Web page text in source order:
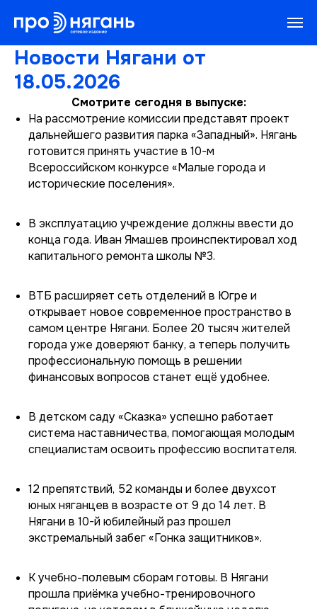
Новости Нягани от
18.05.2026
Смотрите сегодня в выпуске:
На рассмотрение комиссии представят проект
дальнейшего развития парка «Западный». Нягань
готовится принять участие в 10-м
Всероссийском конкурсе «Малые города и
исторические поселения».
В эксплуатацию учреждение должны ввести до
конца года. Иван Ямашев проинспектировал ход
капитального ремонта школы №3.
ВТБ расширяет сеть отделений в Югре и
открывает новое современное пространство в
самом центре Нягани. Более 20 тысяч жителей
города уже доверяют банку, а теперь получить
профессиональную помощь в решении
финансовых вопросов станет ещё удобнее.
В детском саду «Сказка» успешно работает
система наставничества, помогающая молодым
специалистам освоить профессию воспитателя.
12 препятствий, 52 команды и более двухсот
юных няганцев в возрасте от 9 до 14 лет. В
Нягани в 10-й юбилейный раз прошел
экстремальный забег «Гонка защитников».
К учебно-полевым сборам готовы. В Нягани
прошла приёмка учебно-тренировочного